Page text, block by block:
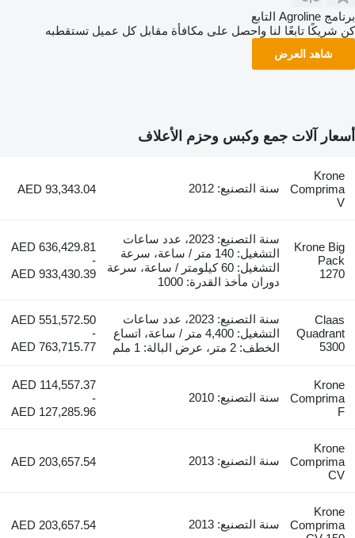
برنامج Agroline التابع
كن شريكًا تابعًا لنا واحصل على مكافأة مقابل كل عميل تستقطبه
شاهد العرض
أسعار آلات جمع وكبس وحزم الأعلاف
Krone
Comprima
V
سنة التصنيع: 2012 AED 93,343.04
Krone Big
Pack
1270
سنة التصنيع: 2023، عدد ساعات
التشغيل: 140 متر / ساعة، سرعة
التشغيل: 60 كيلومتر / ساعة، سرعة
دوران مأخذ القدرة: 1000
AED 636,429.81
-
AED 933,430.39
Claas
Quadrant
5300
سنة التصنيع: 2023، عدد ساعات
التشغيل: 4,400 متر / ساعة، اتساع
الخطف: 2 متر، عرض البالة: 1 ملم
AED 551,572.50
-
AED 763,715.77
Krone
Comprima
F
سنة التصنيع: 2010
AED 114,557.37
-
AED 127,285.96
Krone
Comprima
CV
سنة التصنيع: 2013 AED 203,657.54
Krone
Comprima
سنة التصنيع: 2013 AED 203,657.54